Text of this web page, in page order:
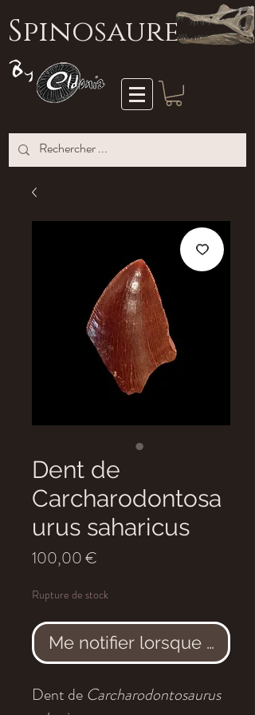
Spinosaure
Dent de
Carcharodontosa
urus saharicus
100,00 €
Rupture de stock
Me notifier lorsque cet
Dent de Carcharodontosaurus